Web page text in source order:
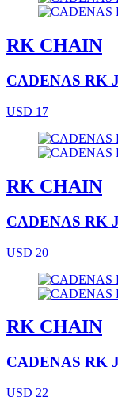
RK CHAIN
CADENAS RK
USD 17
RK CHAIN
CADENAS RK
USD 20
RK CHAIN
CADENAS RK
USD 22